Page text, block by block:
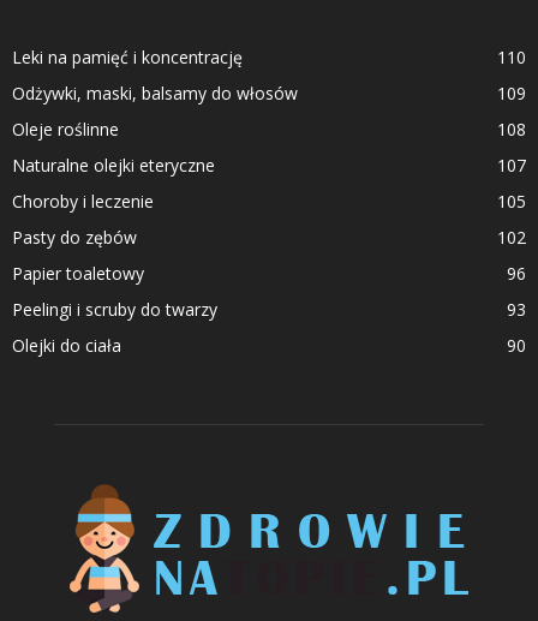
Leki na pamięć i koncentrację
110
Odżywki, maski, balsamy do włosów
109
Oleje roślinne
108
Naturalne olejki eteryczne
107
Choroby i leczenie
105
Pasty do zębów
102
Papier toaletowy
96
Peelingi i scruby do twarzy
93
Olejki do ciała
90